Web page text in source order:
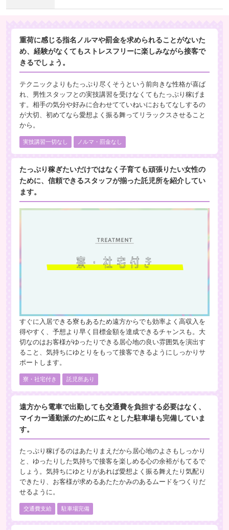
重荷に感じる指名ノルマや罰金を求められることがないた
め、経験がなくてもストレスフリーに楽しみながら接客で
きるでしょう。
テクニックよりもたっぷり尽くそうという前向きな性格が喜ば
れ、男性スタッフとの実技講習を受けなくてもたっぷり稼げま
す。相手の気分や好みに合わせてていねいにおもてなしするの
が大切、初めてなら愛想よく振る舞ってリラックスさせること
から。
実技講習一切なし ノルマ・罰金なし
たっぷり稼ぎたいだけではなく子育ても頑張りたい女性の
ために、信頼できるスタッフが揃った託児所を紹介してい
ます。
すぐに入居できる寮もあるため遠方からでも効率よく高収入を
得やすく、予想より早く目標金額を達成できるチャンスも。大
切なのはお客様がゆったりできる居心地の良い雰囲気を演出す
ること、気持ちにゆとりをもって接客できるようにしっかりサ
ポートします。
寮・社宅付き 託児所あり
遠方から電車で出勤しても交通費を負担する必要はなく、
マイカー通勤派のために広々とした駐車場も完備していま
す。
たっぷり稼げるのはあたりまえだから居心地のよさもしっかり
と、ゆったりした気持ちで接客を楽しめる心の余裕がもてるで
しょう。気持ちにゆとりがあれば愛想よく振る舞えたり気配り
できたり、お客様が求めるあたたかみのあるムードをつくりだ
せるように。
交通費支給 駐車場完備